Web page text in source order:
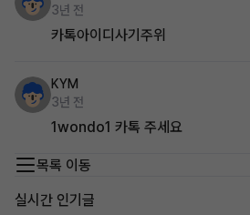
3년 전
카톡아이디사기주위
KYM
3년 전
1wondo1 카톡 주세요
목록 이동
실시간 인기글